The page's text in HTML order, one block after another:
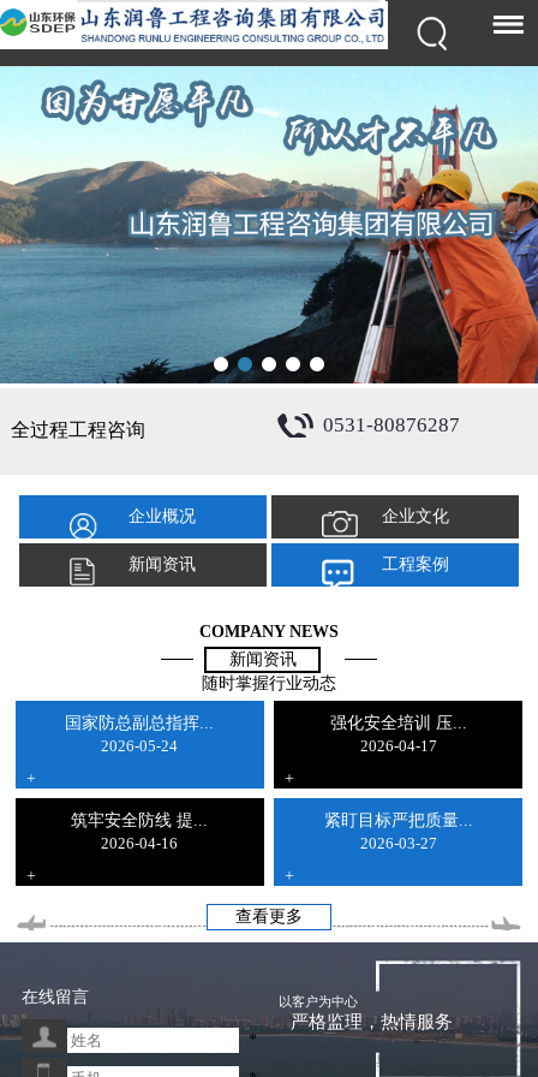
全过程工程咨询 0531-80876287
企业概况 企业文化
新闻资讯 工程案例
COMPANY NEWS
新闻资讯
随时掌握行业动态
国家防总副总指挥...
2026-05-24
+
强化安全培训 压...
2026-04-17
+
筑牢安全防线 提...
2026-04-16
+
紧盯目标严把质量...
2026-03-27
+
查看更多
在线留言
*
以客户为中心
严格监理，热情服务